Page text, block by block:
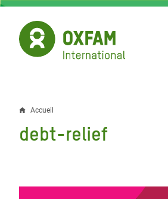
Aller
contenu
principal
Fil
d'Ariane
Accueil
debt-relief